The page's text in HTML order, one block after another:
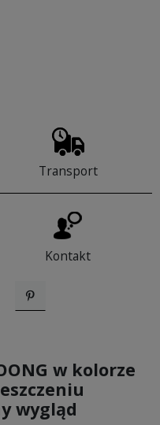
Transport
Kontakt
Pinterest
w kolorze
wygląd